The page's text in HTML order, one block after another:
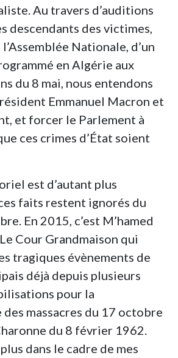
Au travers d’auditions
descendants des victimes,
Nationale, d’un
en Algérie aux
du 8 mai, nous entendons
Emmanuel Macron et
et forcer le Parlement à
ces crimes d’État soient
est d’autant plus
faits restent ignorés du
En 2015, c’est M’hamed
Cour Grandmaison qui
tragiques évènements de
déjà depuis plusieurs
pour la
des massacres du 17 octobre
du 8 février 1962.
dans le cadre de mes